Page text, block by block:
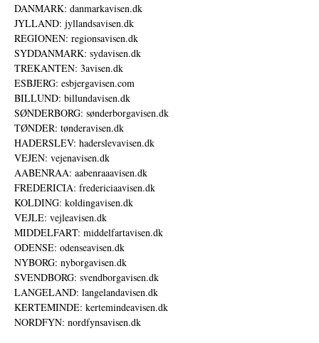
DANMARK: danmarkavisen.dk
JYLLAND: jyllandsavisen.dk
REGIONEN: regionsavisen.dk
SYDDANMARK: sydavisen.dk
TREKANTEN: 3avisen.dk
ESBJERG: esbjergavisen.com
BILLUND: billundavisen.dk
SØNDERBORG: sønderborgavisen.dk
TØNDER: tønderavisen.dk
HADERSLEV: haderslevavisen.dk
VEJEN: vejenavisen.dk
AABENRAA: aabenraaavisen.dk
FREDERICIA: fredericiaavisen.dk
KOLDING: koldingavisen.dk
VEJLE: vejleavisen.dk
MIDDELFART: middelfartavisen.dk
ODENSE: odenseavisen.dk
NYBORG: nyborgavisen.dk
SVENDBORG: svendborgavisen.dk
LANGELAND: langelandavisen.dk
KERTEMINDE: kertemindeavisen.dk
NORDFYN: nordfynsavisen.dk